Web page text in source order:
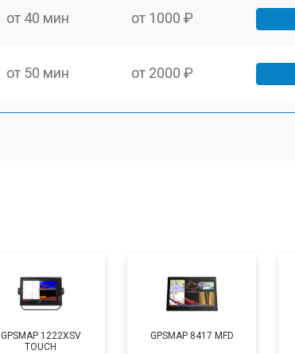
от 40 мин от 1000 ₽
от 50 мин от 2000 ₽
GPSMAP 1222XSV
TOUCH
GPSMAP 8417 MFD